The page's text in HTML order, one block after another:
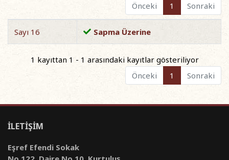
Önceki 1 Sonraki
Sayı 16 Sapma Üzerine
1 kayıttan 1 - 1 arasındaki kayıtlar gösteriliyor
Önceki
1 Sonraki
İLETİŞİM
Eşref Efendi Sokak